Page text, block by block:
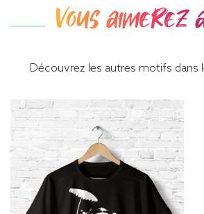
Vous aimerez
Découvrez les autres motifs dans